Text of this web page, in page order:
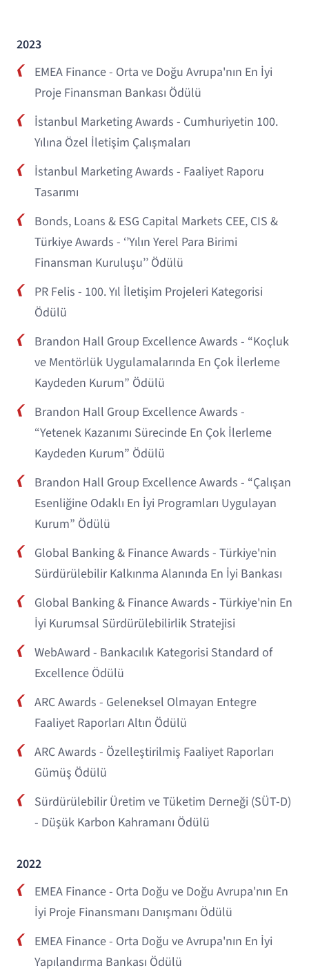
2023
EMEA Finance - Orta ve Doğu Avrupa'nın En İyi
Proje Finansman Bankası Ödülü
İstanbul Marketing Awards - Cumhuriyetin 100.
Yılına Özel İletişim Çalışmaları
İstanbul Marketing Awards - Faaliyet Raporu
Tasarımı
Bonds, Loans & ESG Capital Markets CEE, CIS &
Türkiye Awards - ‘’Yılın Yerel Para Birimi
Finansman Kuruluşu’’ Ödülü
PR Felis - 100. Yıl İletişim Projeleri Kategorisi
Ödülü
Brandon Hall Group Excellence Awards - “Koçluk
ve Mentörlük Uygulamalarında En Çok İlerleme
Kaydeden Kurum” Ödülü
Brandon Hall Group Excellence Awards -
“Yetenek Kazanımı Sürecinde En Çok İlerleme
Kaydeden Kurum” Ödülü
Brandon Hall Group Excellence Awards - “Çalışan
Esenliğine Odaklı En İyi Programları Uygulayan
Kurum” Ödülü
Global Banking & Finance Awards - Türkiye'nin
Sürdürülebilir Kalkınma Alanında En İyi Bankası
Global Banking & Finance Awards - Türkiye'nin En
İyi Kurumsal Sürdürülebilirlik Stratejisi
WebAward - Bankacılık Kategorisi Standard of
Excellence Ödülü
ARC Awards - Geleneksel Olmayan Entegre
Faaliyet Raporları Altın Ödülü
ARC Awards - Özelleştirilmiş Faaliyet Raporları
Gümüş Ödülü
Sürdürülebilir Üretim ve Tüketim Derneği (SÜT-D)
- Düşük Karbon Kahramanı Ödülü
2022
EMEA Finance - Orta Doğu ve Doğu Avrupa'nın En
İyi Proje Finansmanı Danışmanı Ödülü
EMEA Finance - Orta Doğu ve Avrupa'nın En İyi
Yapılandırma Bankası Ödülü